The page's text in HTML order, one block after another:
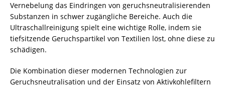
Vernebelung das Eindringen von geruchsneutralisierenden
Substanzen in schwer zugängliche Bereiche. Auch die
Ultraschallreinigung spielt eine wichtige Rolle, indem sie
tiefsitzende Geruchspartikel von Textilien löst, ohne diese zu
schädigen.
Die Kombination dieser modernen Technologien zur
Geruchsneutralisation und der Einsatz von Aktivkohlefiltern